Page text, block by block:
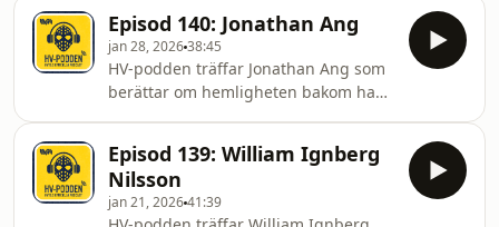
Sverige.
Episod 140: Jonathan Ang
jan 28, 202638:45
HV-podden träffar Jonathan Ang som
berättar om hemligheten bakom hans
hockeymeckat Toronto.
Episod 139: William Ignberg
Nilsson
jan 21, 202641:39